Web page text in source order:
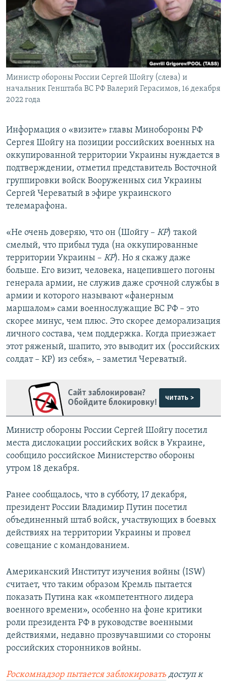
ПОБЕДИТЕЛЕЙ НЕ СУДЯТ?
КРЫМ.НЕПОКОРЕННЫЙ
ELIFBE
УКРАИНСКАЯ ПРОБЛЕМА КРЫМА
ПРИСОЕДИНЯЙТЕСЬ!
Все сайты RFE/RL
Министр обороны России Сергей Шойгу (слева) и
начальник Генштаба ВС РФ Валерий Герасимов, 16 декабря
2022 года
Информация о «визите» главы Минобороны РФ
Сергея Шойгу на позиции российских военных на
оккупированной территории Украины нуждается в
подтверждении, отметил представитель Восточной
группировки войск Вооруженных сил Украины
Сергей Череватый в эфире украинского
телемарафона.
«Не очень доверяю, что он (Шойгу – КР) такой
смелый, что прибыл туда (на оккупированные
территории Украины – КР). Но я скажу даже
больше. Его визит, человека, нацепившего погоны
генерала армии, не служив даже срочной службы в
армии и которого называют «фанерным
маршалом» сами военнослужащие ВС РФ – это
скорее минус, чем плюс. Это скорее деморализация
личного состава, чем поддержка. Когда приезжает
этот ряженый, шапито, это выводит их (российских
солдат – КР) из себя», – заметил Череватый.
Сайт заблокирован?
Обойдите блокировку!
читать >
Министр обороны России Сергей Шойгу посетил
места дислокации российских войск в Украине,
сообщило российское Министерство обороны
утром 18 декабря.
Ранее сообщалось, что в субботу, 17 декабря,
президент России Владимир Путин посетил
объединенный штаб войск, участвующих в боевых
действиях на территории Украины и провел
совещание с командованием.
Американский Институт изучения войны (ISW)
считает, что таким образом Кремль пытается
показать Путина как «компетентного лидера
военного времени», особенно на фоне критики
роли президента РФ в руководстве военными
действиями, недавно прозвучавшими со стороны
российских сторонников войны.
Роскомнадзор пытается заблокировать доступ к